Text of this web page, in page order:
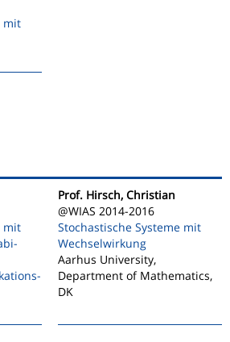
mit
mit
Prof. Hirsch, Christian
@WIAS 2014-2016
Stochastische Systeme mit
Wechselwirkung
Aarhus University,
Department of Mathematics,
DK